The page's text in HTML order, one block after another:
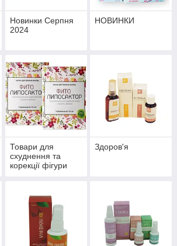
Новинки Серпня
2024
НОВИНКИ
Товари для
схуднення та
корекції фігури
Здоров'я